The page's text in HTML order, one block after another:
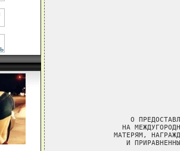
О
НА
МАТЕРЯМ,
И